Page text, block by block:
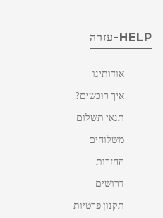
HELP-עזרה
אודותינו
איך רוכשים?
תנאי תשלום
משלוחים
החזרות
דרושים
תקנון פרטיות